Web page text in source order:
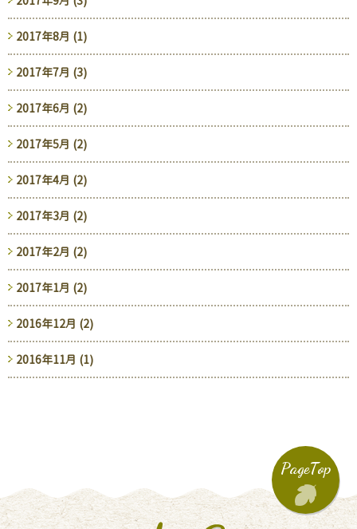
2017年8月 (1)
2017年7月 (3)
2017年6月 (2)
2017年5月 (2)
2017年4月 (2)
2017年3月 (2)
2017年2月 (2)
2017年1月 (2)
2016年12月 (2)
2016年11月 (1)
PageTop